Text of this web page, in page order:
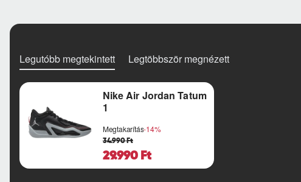
Legutóbb megtekintett Legtöbbször megnézett
Nike Air Jordan Tatum
1
Megtakarítás-14%
29.990 Ft
34.990 Ft